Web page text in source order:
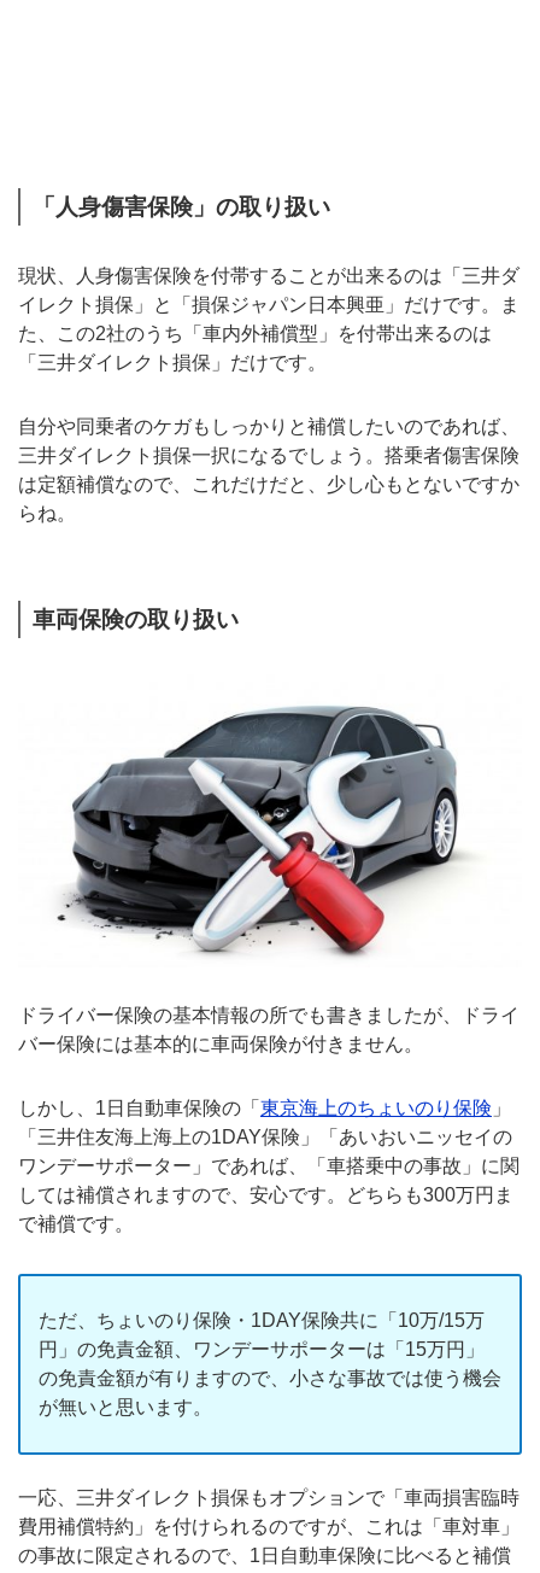
「人身傷害保険」の取り扱い
現状、人身傷害保険を付帯することが出来るのは「三井ダ
イレクト損保」と「損保ジャパン日本興亜」だけです。ま
た、この2社のうち「車内外補償型」を付帯出来るのは
「三井ダイレクト損保」だけです。
自分や同乗者のケガもしっかりと補償したいのであれば、
三井ダイレクト損保一択になるでしょう。搭乗者傷害保険
は定額補償なので、これだけだと、少し心もとないですか
らね。
車両保険の取り扱い
ドライバー保険の基本情報の所でも書きましたが、ドライ
バー保険には基本的に車両保険が付きません。
しかし、1日自動車保険の「 東京海上のちょいのり保険 」
「三井住友海上海上の1DAY保険」「あいおいニッセイの
ワンデーサポーター」であれば、「車搭乗中の事故」に関
しては補償されますので、安心です。どちらも300万円ま
で補償です。
ただ、ちょいのり保険・1DAY保険共に「10万/15万
円」の免責金額、ワンデーサポーターは「15万円」
の免責金額が有りますので、小さな事故では使う機会
が無いと思います。
一応、三井ダイレクト損保もオプションで「車両損害臨時
費用補償特約」を付けられるのですが、これは「車対車」
の事故に限定されるので、1日自動車保険に比べると補償